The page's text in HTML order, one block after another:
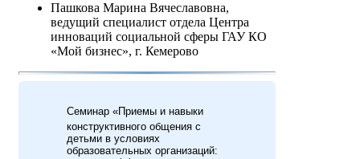
Пашкова Марина Вячеславовна,
ведущий специалист отдела Центра
инноваций социальной сферы ГАУ КО
«Мой бизнес», г. Кемерово
Cеминар «Приемы и навыки
конструктивного общения с
детьми в условиях
образовательных организаций: